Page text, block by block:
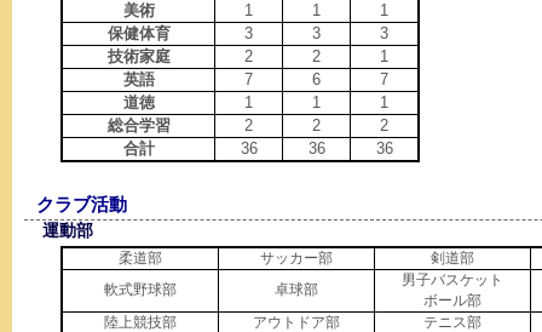
美術
1 1
1
保健体育
3 3
3
技術家庭
2 2
1
英語
7 6
7
道徳
1 1
1
総合学習
2 2
2
合計
36 36 36
クラブ活動
運動部
柔道部 サッカー部
剣道部
軟式野球部
卓球部
男子バスケット
ボール部
陸上競技部
アウトドア部 テニス部